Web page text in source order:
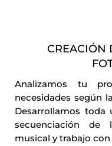
CREACIÓN
Analizamos tu
necesidades según
Desarrollamos toda
secuenciación de
musical y trabajo